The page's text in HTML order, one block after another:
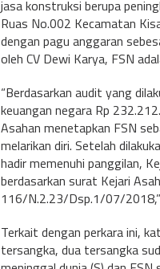
jasa konstruksi berupa
Ruas No.002 Kecamatan
dengan pagu anggaran
oleh CV Dewi Karya, FSN
“Berdasarkan audit yang
keuangan negara Rp
Asahan menetapkan FSN
melarikan diri. Setelah
hadir memenuhi panggilan,
berdasarkan surat Kejari
116/N.2.23/Dsp.1/07/
Terkait dengan perkara ini,
tersangka, dua tersangka